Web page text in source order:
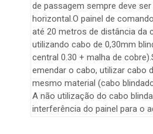
de passagem sempre deve
horizontal.O painel de
até 20 metros de distância da
utilizando cabo de 0,30mm
central 0.30 + malha de
emendar o cabo, utilizar cabo
mesmo material (cabo
A não utilização do cabo
interferência do painel para o